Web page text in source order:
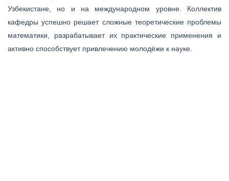
Узбекистане, но и на международном уровне. Коллектив
кафедры успешно решает сложные теоретические проблемы
математики, разрабатывает их практические применения и
активно способствует привлечению молодёжи к науке.